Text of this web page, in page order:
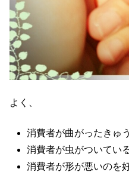
よく、
消費者が曲がったきゅ
消費者が虫がついてい
消費者が形が悪いのを